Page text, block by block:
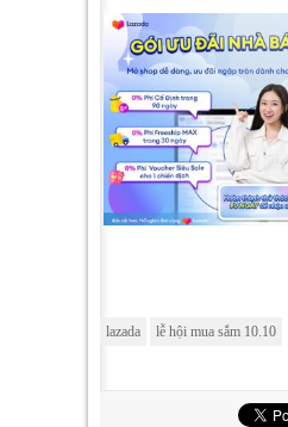
lazada lễ hội mua sắm 10.10